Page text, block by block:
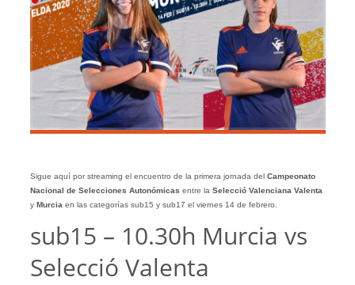
Sigue aquí por streaming el encuentro de la primera jornada del Campeonato
Nacional de Selecciones Autonómicas entre la Selecció Valenciana Valenta
y Murciaen las categorías sub15 y sub17 el viernes 14 de febrero.
sub15 – 10.30h Murcia vs
Selecció Valenta